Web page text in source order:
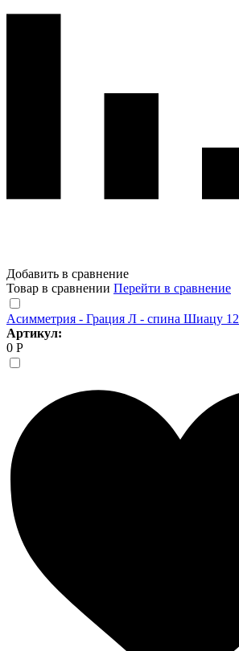
Добавить в сравнение
Товар в сравнении Перейти в сравнение
Асимметрия - Грация Л - спина Шиацу 12
Артикул:
0 Р